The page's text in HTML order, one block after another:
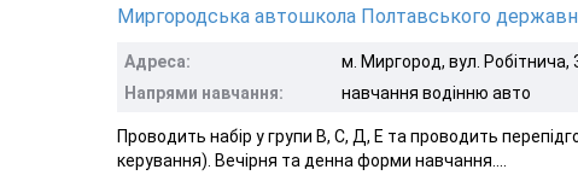
Миргородська автошкола Полтавського
Адреса:
м. Миргород, вул. Робітнича,
Напрями навчання:
навчання водінню авто
Проводить набір у групи В, С, Д, Е та проводить
керування). Вечірня та денна форми навчання....